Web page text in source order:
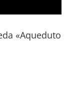
«Aqueduto